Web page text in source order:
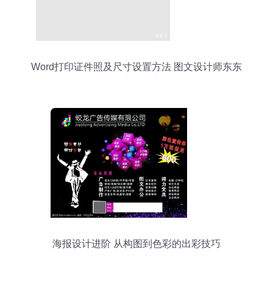
Word打印证件照及尺寸设置方法 图文设计师东东
海报设计进阶 从构图到色彩的出彩技巧